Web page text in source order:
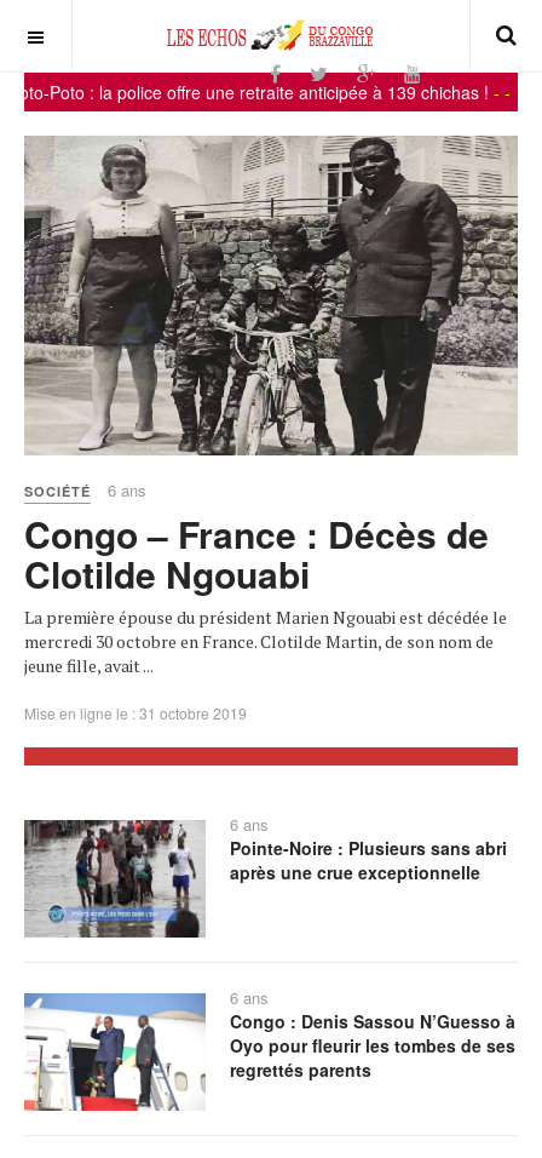
: la police offre une retraite anticipée à 139 chichas ! --
SOCIÉTÉ 6 ans
Congo – France : Décès de
Clotilde Ngouabi
La première épouse du président Marien Ngouabi est décédée le
mercredi 30 octobre en France. Clotilde Martin, de son nom de
jeune fille, avait ...
Mise en ligne le : 31 octobre 2019
6 ans
Pointe-Noire : Plusieurs sans abri
après une crue exceptionnelle
6 ans
Congo : Denis Sassou N’Guesso à
Oyo pour fleurir les tombes de ses
regrettés parents